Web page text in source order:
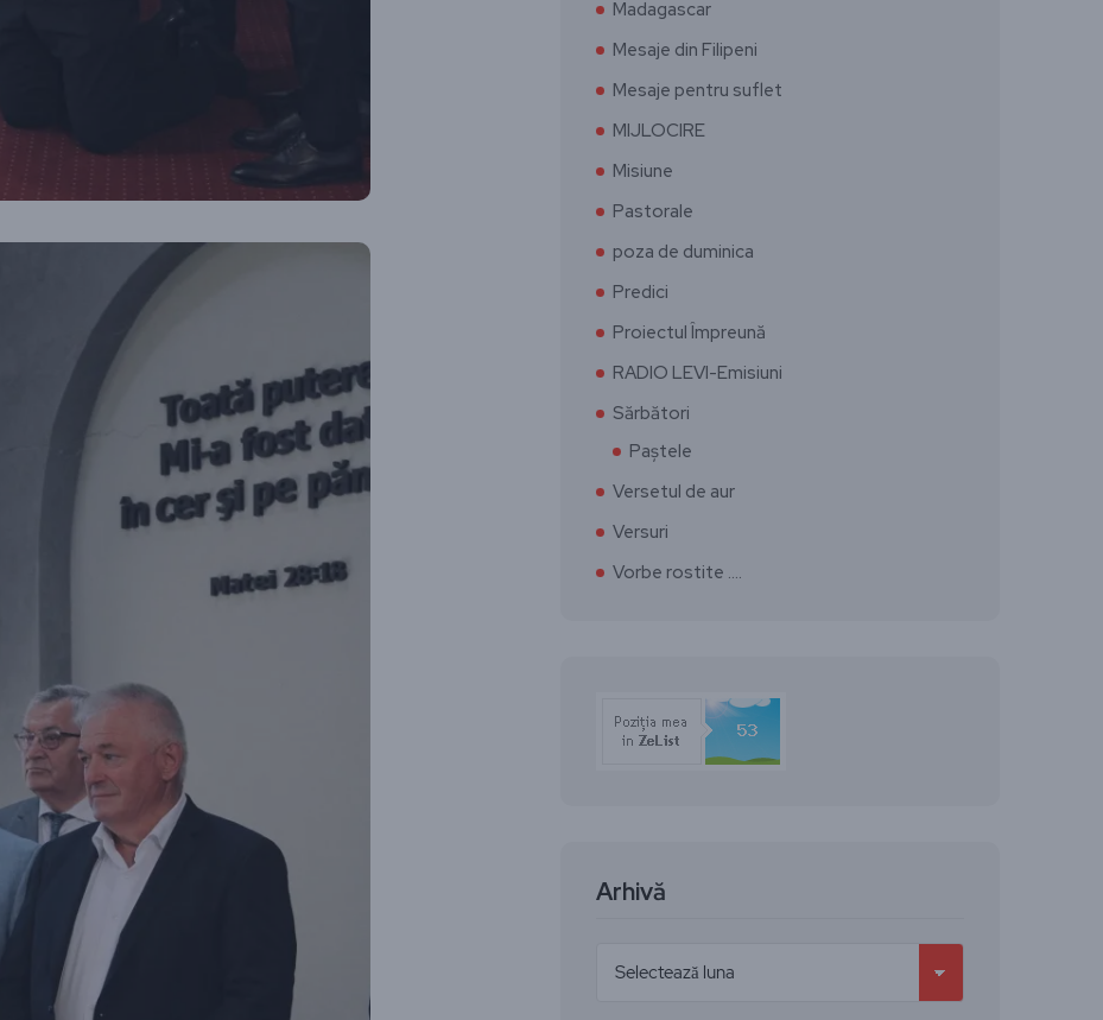
Madagascar
Mesaje din Filipeni
Mesaje pentru suflet
MIJLOCIRE
Misiune
Pastorale
poza de duminica
Predici
Proiectul Împreună
RADIO LEVI-Emisiuni
Sărbători
Paștele
Versetul de aur
Versuri
Vorbe rostite ….
Arhivă